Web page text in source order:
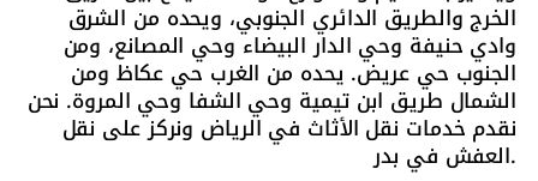
الخرج والطريق الدائري الجنوبي، ويحده من الشرق
وادي حنيفة وحي الدار البيضاء وحي المصانع، ومن
الجنوب حي عريض. يحده من الغرب حي عكاظ ومن
الشمال طريق ابن تيمية وحي الشفا وحي المروة. نحن
نقدم خدمات نقل الأثاث في الرياض ونركز على نقل
العفش في بدر.